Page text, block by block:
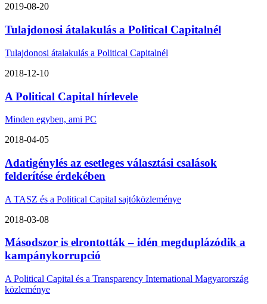
2019-08-20
Tulajdonosi átalakulás a Political Capitalnél
Tulajdonosi átalakulás a Political Capitalnél
2018-12-10
A Political Capital hírlevele
Minden egyben, ami PC
2018-04-05
Adatigénylés az esetleges választási csalások
felderítése érdekében
A TASZ és a Political Capital sajtóközleménye
2018-03-08
Másodszor is elrontották – idén megduplázódik a
kampánykorrupció
A Political Capital és a Transparency International Magyarország
közleménye